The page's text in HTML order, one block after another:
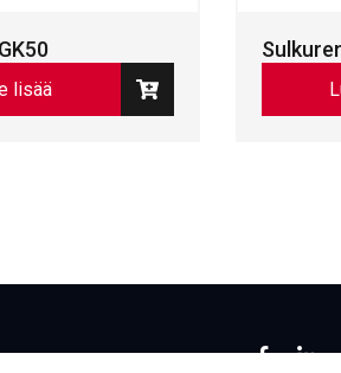
lisää
Facebook